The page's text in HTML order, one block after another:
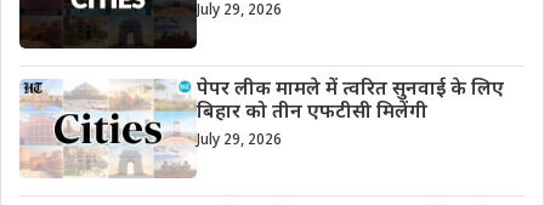
July 29, 2026
पेपर लीक मामले में त्वरित सुनवाई के लिए
बिहार को तीन एफटीसी मिलेंगी
July 29, 2026